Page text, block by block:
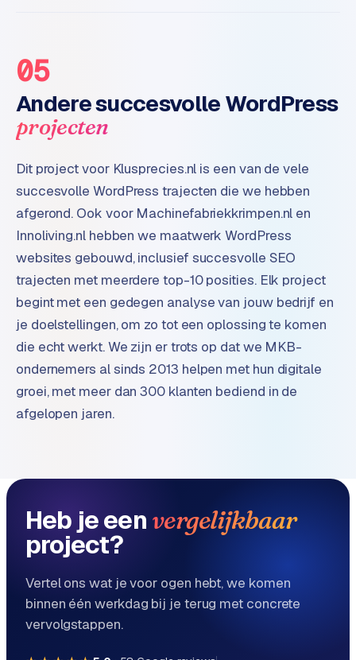
S
o
c
i
a
m
e
d
i
C
o
n
t
n
t
m
i
n
B
l
05
Andere succesvolle WordPress
projecten
Dit project voor Klusprecies.nl is een van de vele
succesvolle WordPress trajecten die we hebben
afgerond. Ook voor Machinefabriekkrimpen.nl en
Innoliving.nl hebben we maatwerk WordPress
websites gebouwd, inclusief succesvolle SEO
trajecten met meerdere top-10 posities. Elk project
begint met een gedegen analyse van jouw bedrijf en
je doelstellingen, om zo tot een oplossing te komen
die echt werkt. We zijn er trots op dat we MKB-
ondernemers al sinds 2013 helpen met hun digitale
groei, met meer dan 300 klanten bediend in de
afgelopen jaren.
Heb je een vergelijkbaar
project?
Vertel ons wat je voor ogen hebt, we komen
binnen één werkdag bij je terug met concrete
vervolgstappen.